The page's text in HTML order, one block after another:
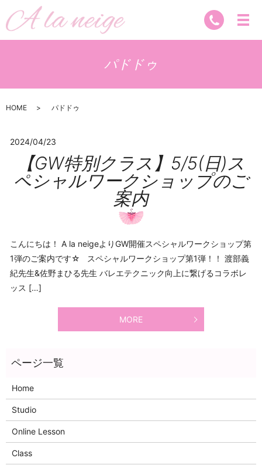
パドドゥ
HOME パドドゥ
2024/04/23
【GW特別クラス】5/5(日)ス
ペシャルワークショップのご
案内
こんにちは！ A la neigeよりGW開催スペシャルワークショップ第
1弾のご案内です☆ スペシャルワークショップ第1弾！！ 渡部義
紀先生&佐野まひる先生 バレエテクニック向上に繋げるコラボレ
ッス […]
MORE
Home
Studio
Online Lesson
Class